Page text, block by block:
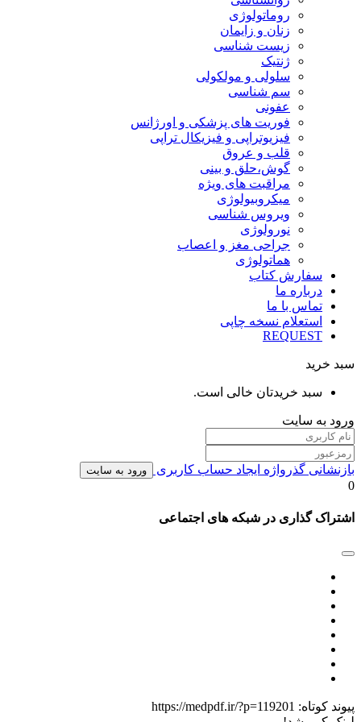
روماتولوژی
زنان و زایمان
زیست شناسی
ژنتیک
سلولی و مولکولی
سم شناسی
عفونی
فوریت های پزشکی و اورژانس
فیزیوتراپی و فیزیکال تراپی
قلب و عروق
گوش،حلق و بینی
مراقبت های ویژه
میکروبیولوژی
ویروس شناسی
نورولوژی
جراحی مغز و اعصاب
هماتولوژی
سفارش کتاب
درباره ما
تماس با ما
استعلام نسخه چاپی
REQUEST
سبد خرید
سبد خریدتان خالی است.
ورود به سایت
بازنشانی گذرواژه ایجاد حساب کاربری ورود به سایت
0
اشتراک گذاری در شبکه های اجتماعی
پیوند کوتاه: https://medpdf.ir/?p=119201